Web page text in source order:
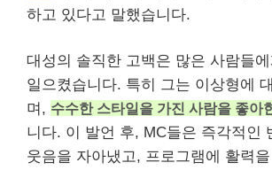
하고 있다고 말했습니다.
대성의 솔직한 고백은 많은 사람들에
일으켰습니다. 특히 그는 이상형에
며, 수수한 스타일을 가진 사람을 좋아
니다. 이 발언 후, MC들은 즉각적인
웃음을 자아냈고, 프로그램에 활력